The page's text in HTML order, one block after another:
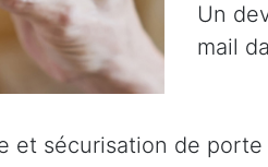
Un
mail
et sécurisation de